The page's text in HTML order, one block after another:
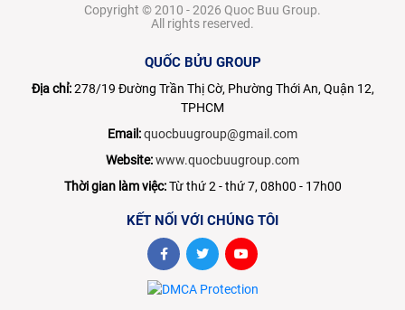
Copyright © 2010 - 2026 Quoc Buu Group.
All rights reserved.
QUỐC BỬU GROUP
Địa chỉ:278/19 Đường Trần Thị Cờ, Phường Thới An, Quận 12,
TPHCM
Email:quocbuugroup@gmail.com
Website:www.quocbuugroup.com
Thời gian làm việc:Từ thứ 2 - thứ 7, 08h00 - 17h00
KẾT NỐI VỚI CHÚNG TÔI